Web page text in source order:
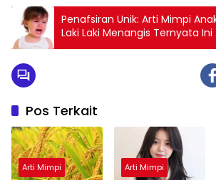
Penafsiran Unik: Arti Mimpi
Laki Laki Menangis Ternyata
Menurut Pakar
Pos Terkait
Arti Mimpi Arti Mimpi